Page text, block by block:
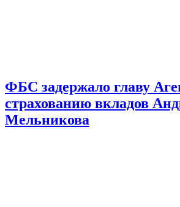
ФБС задержало главу
страхованию вкладов
Мельникова